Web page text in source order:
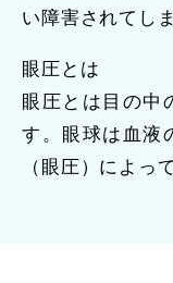
い障害されてし
眼圧とは
眼圧とは目の中
す。眼球は血液
（眼圧）によっ